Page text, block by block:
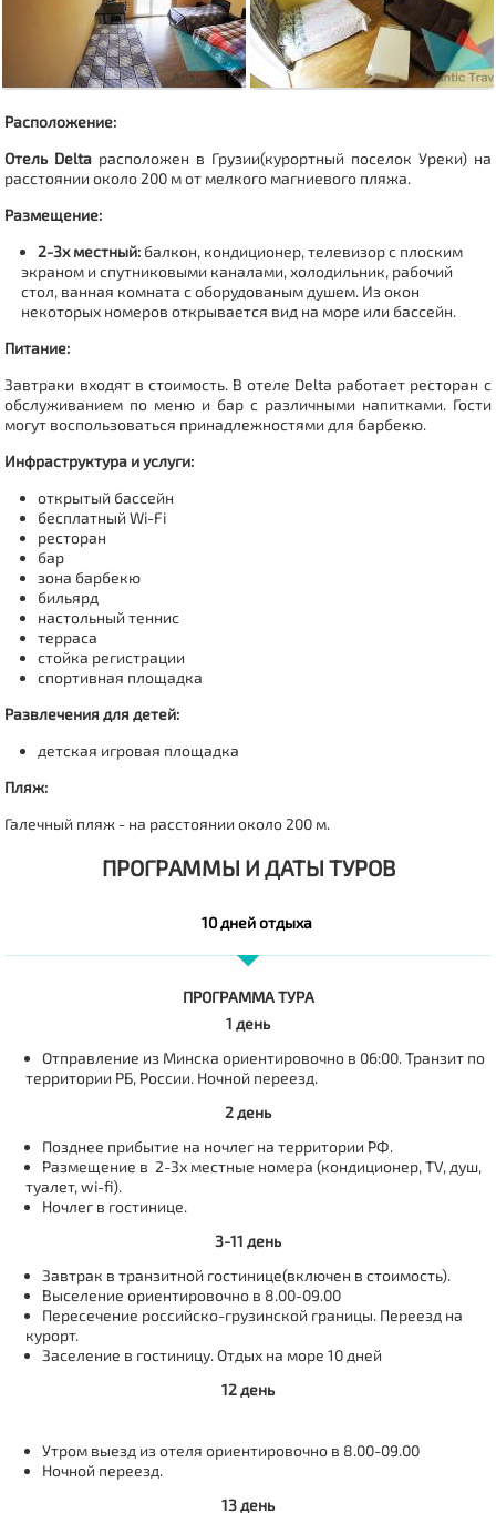
Расположение:
Отель Delta расположен в Грузии(курортный поселок Уреки) на
расстоянии около 200 м от мелкого магниевого пляжа.
Размещение:
2-3х местный: балкон, кондиционер,телевизор с плоским
экраном и спутниковыми каналами, холодильник, рабочий
стол, ванная комната с оборудованым душем. Из окон
некоторых номеров открывается вид на море или бассейн.
Питание:
Завтраки входят в стоимость. В отеле Delta работает ресторан с
обслуживанием по меню и бар с различными напитками. Гости
могут воспользоваться принадлежностями для барбекю.
Инфраструктура и услуги:
открытый бассейн
бесплатный Wi-Fi
ресторан
бар
зона барбекю
бильярд
настольный теннис
терраса
стойка регистрации
спортивная площадка
Развлечения для детей:
детская игровая площадка
Пляж:
Галечный пляж - на расстоянии около 200 м.
ПРОГРАММЫ И ДАТЫ ТУРОВ
10 дней отдыха
ПРОГРАММА ТУРА
1 день
Отправление из Минска ориентировочно в 06:00. Транзит по
территории РБ, России. Ночной переезд.
2 день
Позднее прибытие на ночлег на территории РФ.
Размещение в 2-3х местные номера (кондиционер, TV, душ,
туалет, wi-fi).
Ночлег в гостинице.
3-11 день
Завтрак в транзитной гостинице(включен в стоимость).
Выселение ориентировочно в 8.00-09.00
Пересечение российско-грузинской границы. Переезд на
курорт.
Заселение в гостиницу. Отдых на море 10 дней
12 день
Утром выезд из отеля ориентировочно в 8.00-09.00
Ночной переезд.
13 день